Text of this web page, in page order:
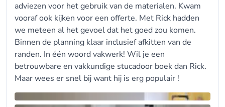
adviezen voor het gebruik van de materialen. Kwam
vooraf ook kijken voor een offerte. Met Rick hadden
we meteen al het gevoel dat het goed zou komen.
Binnen de planning klaar inclusief afkitten van de
randen. In één woord vakwerk! Wil je een
betrouwbare en vakkundige stucadoor boek dan Rick.
Maar wees er snel bij want hij is erg populair !